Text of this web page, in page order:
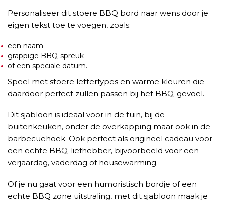
Personaliseer dit stoere BBQ bord naar wens door je
eigen tekst toe te voegen, zoals:
een naam
grappige BBQ-spreuk
of een speciale datum.
Speel met stoere lettertypes en warme kleuren die
daardoor perfect zullen passen bij het BBQ-gevoel.
Dit sjabloon is ideaal voor in de tuin, bij de
buitenkeuken, onder de overkapping maar ook in de
barbecuehoek. Ook perfect als origineel cadeau voor
een echte BBQ-liefhebber, bijvoorbeeld voor een
verjaardag, vaderdag of housewarming.
Of je nu gaat voor een humoristisch bordje of een
echte BBQ zone uitstraling, met dit sjabloon maak je